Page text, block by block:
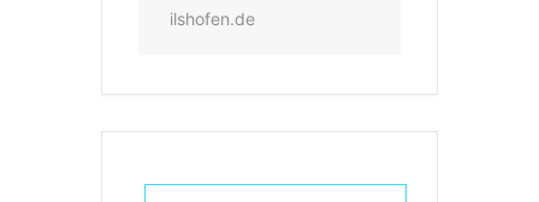
ilshofen.de